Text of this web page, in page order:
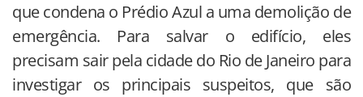
que condena o Prédio Azul a uma demolição de
emergência. Para salvar o edifício, eles
precisam sair pela cidade do Rio de Janeiro para
investigar os principais suspeitos, que são